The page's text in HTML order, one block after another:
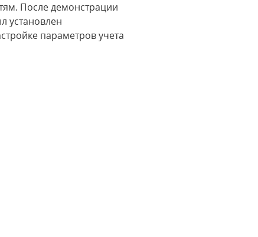
После демонстрации
установлен
параметров учета